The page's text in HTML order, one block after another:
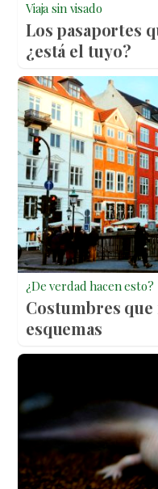
Viaja sin visado
Los pasaportes
¿está el tuyo?
¿De verdad hacen esto?
Costumbres
esquemas